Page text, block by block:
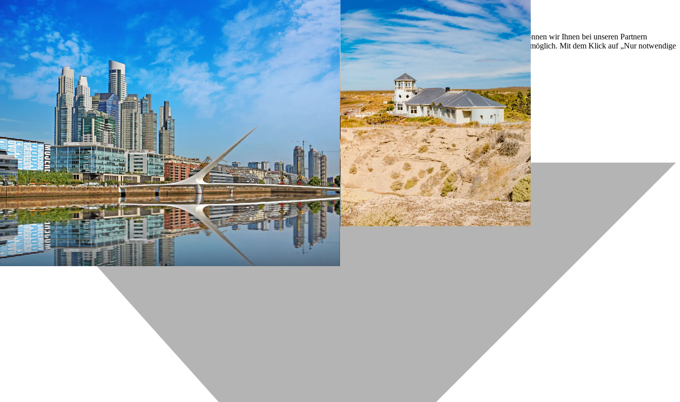
Nur notwendige Cookies
Unvergleichlich lecker
Mit dem Klick auf „geht klar” ermöglichen Sie uns Ihnen über Cookies ein verbessertes Nutzungserlebnis zu servieren und dieses kontinuierlich zu verbessern. So können wir Ihnen bei unseren Partnern
personalisierte Werbung und passende Angebote anzeigen. Über „anpassen” können Sie Ihre persönlichen Präferenzen festlegen. Dies ist auch nachträglich jederzeit möglich. Mit dem Klick auf „Nur notwendige
Cookies” werden lediglich technisch notwendige Cookies gespeichert.
Anpassen
Geht klar
Datenschutzerklärung
Cookierichtlinie Impressum
« zurück
Ihre Cookie-Präferenzen verwalten
Wählen Sie, welche Cookies Sie auf check24.de akzeptieren.
Die Cookierichtlinie finden Siehier.
Notwendig